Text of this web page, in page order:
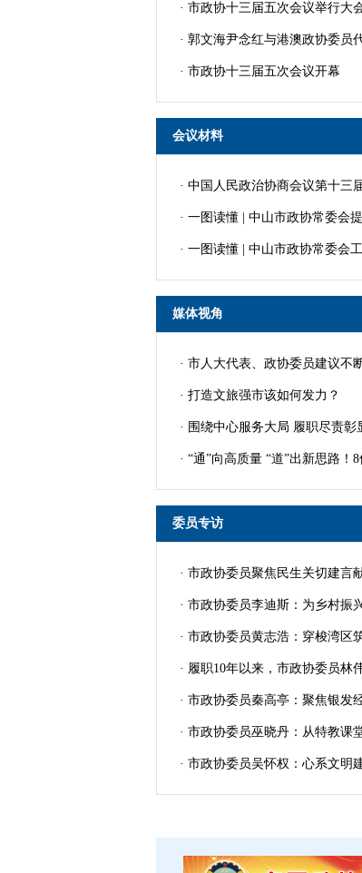
· 市政协十三届五次会议举行大
· 郭文海尹念红与港澳政协委员
· 市政协十三届五次会议开幕
会议材料
· 中国人民政治协商会议第十三
· 一图读懂 | 中山市政协常委会
· 一图读懂 | 中山市政协常委会
媒体视角
· 市人大代表、政协委员建议不
· 打造文旅强市该如何发力？
· 围绕中心服务大局 履职尽责彰
· “通”向高质量 “道”出新思路！
委员专访
· 市政协委员聚焦民生关切建言
· 市政协委员李迪斯：为乡村振
· 市政协委员黄志浩：穿梭湾区
· 履职10年以来，市政协委员林
· 市政协委员秦高亭：聚焦银发
· 市政协委员巫晓丹：从特教课
· 市政协委员吴怀权：心系文明